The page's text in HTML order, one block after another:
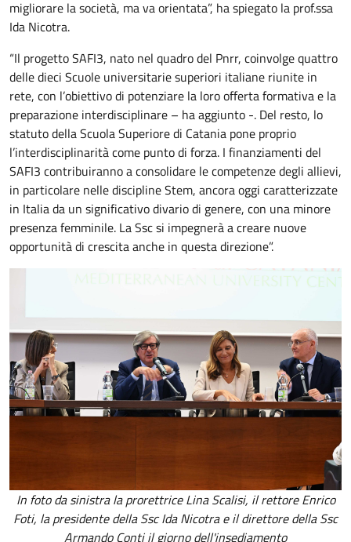
migliorare la società, ma va orientata”, ha spiegato la prof.ssa
Ida Nicotra.
“Il progetto SAFI3, nato nel quadro del Pnrr, coinvolge quattro
delle dieci Scuole universitarie superiori italiane riunite in
rete, con l’obiettivo di potenziare la loro offerta formativa e la
preparazione interdisciplinare – ha aggiunto -. Del resto, lo
statuto della Scuola Superiore di Catania pone proprio
l’interdisciplinarità come punto di forza. I finanziamenti del
SAFI3 contribuiranno a consolidare le competenze degli allievi,
in particolare nelle discipline Stem, ancora oggi caratterizzate
in Italia da un significativo divario di genere, con una minore
presenza femminile. La Ssc si impegnerà a creare nuove
opportunità di crescita anche in questa direzione”.
In foto da sinistra la prorettrice Lina Scalisi, il rettore Enrico
Foti, la presidente della Ssc Ida Nicotra e il direttore della Ssc
Armando Conti il giorno dell'insediamento